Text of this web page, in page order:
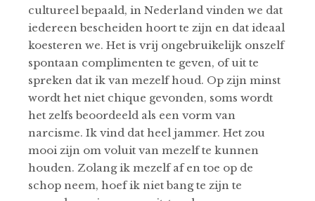
cultureel bepaald, in Nederland vinden we dat
iedereen bescheiden hoort te zijn en dat ideaal
koesteren we. Het is vrij ongebruikelijk onszelf
spontaan complimenten te geven, of uit te
spreken dat ik van mezelf houd. Op zijn minst
wordt het niet chique gevonden, soms wordt
het zelfs beoordeeld als een vorm van
narcisme. Ik vind dat heel jammer. Het zou
mooi zijn om voluit van mezelf te kunnen
houden. Zolang ik mezelf af en toe op de
schop neem, hoef ik niet bang te zijn te